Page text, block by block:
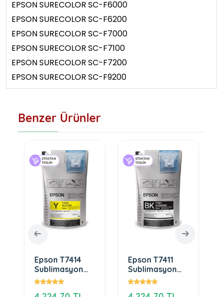
EPSON SURECOLOR SC-F6000
EPSON SURECOLOR SC-F6200
EPSON SURECOLOR SC-F7000
EPSON SURECOLOR SC-F7100
EPSON SURECOLOR SC-F7200
EPSON SURECOLOR SC-F9200
Benzer Ürünler
Epson T7414
Sublimasyon
Yellow
Epson T7411
Sublimasyon
Black